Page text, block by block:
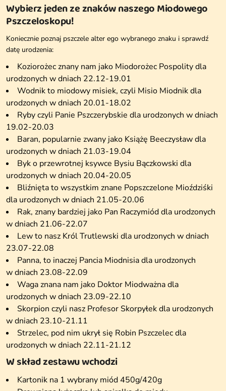
Wybierz jeden ze znaków naszego Miodowego
Pszczeloskopu!
Koniecznie poznaj pszczele alter ego wybranego znaku i sprawdź
datę urodzenia:
Koziorożec znany nam jako Miodorożec Pospolity dla
urodzonych w dniach 22.12-19.01
Wodnik to miodowy misiek, czyli Misio Miodnik dla
urodzonych w dniach 20.01-18.02
Ryby czyli Panie Pszczerybskie dla urodzonych w dniach
19.02-20.03
Baran, popularnie zwany jako Książę Beeczysław dla
urodzonych w dniach 21.03-19.04
Byk o przewrotnej ksywce Bysiu Bączkowski dla
urodzonych w dniach 20.04-20.05
Bliźnięta to wszystkim znane Popszczelone Mioździśki
dla urodzonych w dniach 21.05-20.06
Rak, znany bardziej jako Pan Raczymiód dla urodzonych
w dniach 21.06-22.07
Lew to nasz Król Trutlewski dla urodzonych w dniach
23.07-22.08
Panna, to inaczej Pancia Miodnisia dla urodzonych
w dniach 23.08-22.09
Waga znana nam jako Doktor Miodważna dla
urodzonych w dniach 23.09-22.10
Skorpion czyli nasz Profesor Skorpyłek dla urodzonych
w dniach 23.10-21.11
Strzelec, pod nim ukrył się Robin Pszczelec dla
urodzonych w dniach 22.11-21.12
W skład zestawu wchodzi
Kartonik na 1 wybrany miód 450g/420g